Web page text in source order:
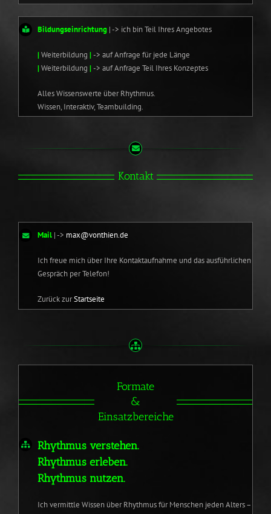
Bildungseinrichtung | -> ich bin Teil Ihres Angebotes
|Weiterbildung|-> auf Anfrage für jede Länge
|Weiterbildung|-> auf Anfrage Teil Ihres Konzeptes
Alles Wissenswerte über Rhythmus.
Wissen, Interaktiv, Teambuilding.
Kontakt
Mail | -> max@vonthien.de
Ich freue mich über Ihre Kontaktaufnahme und das ausführlichen
Gespräch per Telefon!
Zurück zurStartseite
Formate
&
Einsatzbereiche
Rhythmus verstehen.
Rhythmus erleben.
Rhythmus nutzen.
Ich vermittle Wissen über Rhythmus für Menschen jeden Alters –